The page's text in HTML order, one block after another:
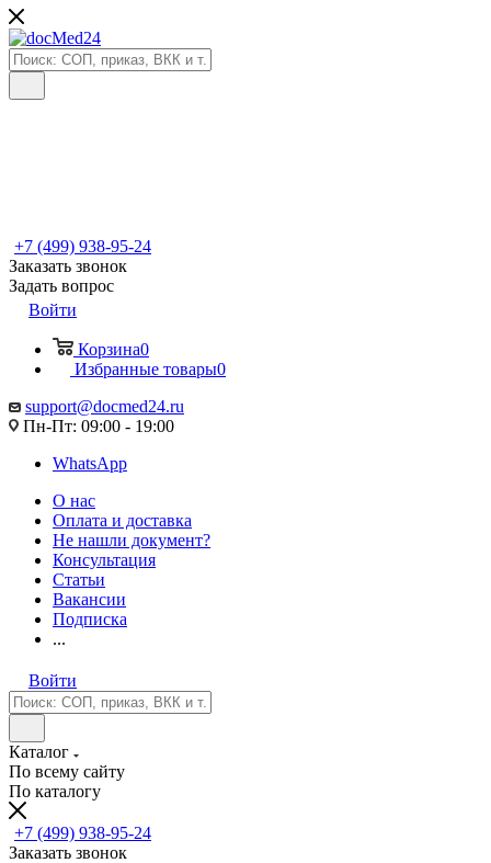
+7 (499) 938-95-24
Заказать звонок
Задать вопрос
Войти
Корзина0
Избранные товары0
support@docmed24.ru
Пн-Пт: 09:00 - 19:00
WhatsApp
О нас
Оплата и доставка
Не нашли документ?
Консультация
Статьи
Вакансии
Подписка
...
Войти
Каталог
По всему сайту
По каталогу
+7 (499) 938-95-24
Заказать звонок